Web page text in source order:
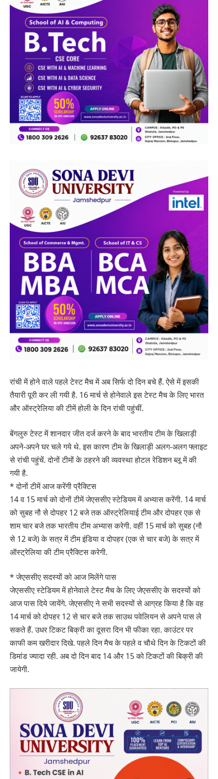
रांची में होने वाले पहले टेस्ट मैच में अब सिर्फ दो दिन बचे हैं. ऐसे में इसकी
तैयारी पूरी कर ली गयी है. 16 मार्च से होनेवाले इस टेस्ट मैच के लिए भारत
और ऑस्ट्रेलिया की टीमें होली के दिन रांची पहुंचीं.
बेंगलुरु टेस्ट में शानदार जीत दर्ज करने के बाद भारतीय टीम के खिलाड़ी
अपने-अपने घर चले गये थे. इस कारण टीम के खिलाड़ी अलग-अलग फ्लाइट
से रांची पहुंचें. दोनों टीमों के ठहरने की व्यवस्था होटल रेडिशन ब्लू में की
गयी है.
* दोनों टीमें आज करेंगी प्रैक्टिस
14 व 15 मार्च को दोनों टीमें जेएससीए स्टेडियम में अभ्यास करेंगी. 14 मार्च
को सुबह नौ से दोपहर 12 बजे तक ऑस्ट्रेलियाई टीम और दोपहर एक से
शाम चार बजे तक भारतीय टीम अभ्यास करेगी. वहीं 15 मार्च को सुबह (नौ
से 12 बजे) के सत्र में टीम इंडिया व दोपहर (एक से चार बजे) के सत्र में
ऑस्ट्रेलिया की टीम प्रैक्टिस करेगी.
* जेएससीए सदस्यों को आज मिलेंगे पास
जेएससीए स्टेडियम में होनेवाले टेस्ट मैच के लिए जेएससीए के सदस्यों को
आज पास दिये जायेंगे. जेएससीए ने सभी सदस्यों से आग्रह किया है कि वह
14 मार्च को दोपहर 12 से चार बजे तक साउथ पवेलियन से अपने पास ले
सकते हैं. उधर टिकट बिक्री का दूसरा दिन भी फीका रहा. काउंटर पर
काफी कम खरीदार दिखे. पहले दिन मैच के पहले व चौथे दिन के टिकटों की
डिमांड ज्यादा रही. अब दो दिन बाद 14 और 15 को टिकटों की बिक्री की
जायेगी.